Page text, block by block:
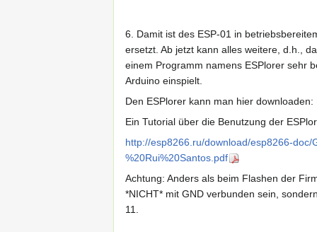
6. Damit ist des ESP-01 in
ersetzt. Ab jetzt kann alles weitere, d.h.,
einem Programm namens ESPlorer sehr
Arduino einspielt.
Den ESPlorer kann man hier downloaden:
Ein Tutorial über die Benutzung der
http://esp8266.ru/download/esp8266-doc/
%20Rui%20Santos.pdf
Achtung: Anders als beim Flashen der
*NICHT* mit GND verbunden sein,
11.